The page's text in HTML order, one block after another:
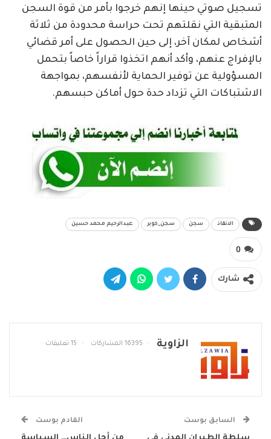
تسجيل صوتي حينها إنهم خرجوا بأمر من قوة السجن
المتبقية التي نقلتهم تحت حراسة محدودة من ثلاثة
أشخاص لمكان آخر، إلى حين الحصول على أمر قضائي
بالإفراج عنهم، وأكد أنهم اتخذوا قراراً خاصاً بتحمل
المسؤولية عن توفير الحماية لأنفسهم، بمواجهة
الاشتباكات التي تزداد حدة حول أماكن حبسهم.
الانقاذ سجن سجن_كوبر عبدالرحيم محمد حسين
0
شارك
الزاوية 16395 المشاركات 15 تعليقات
السابق بوست القادم بوست